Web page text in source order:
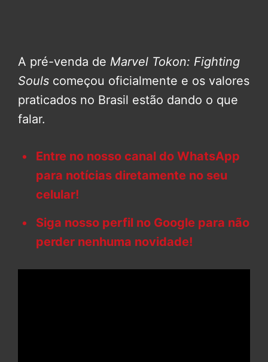
A pré-venda de Marvel Tokon: Fighting
Souls começou oficialmente e os valores
praticados no Brasil estão dando o que
falar.
Entre no nosso canal do WhatsApp
para notícias diretamente no seu
celular!
Siga nosso perfil no Google para não
perder nenhuma novidade!